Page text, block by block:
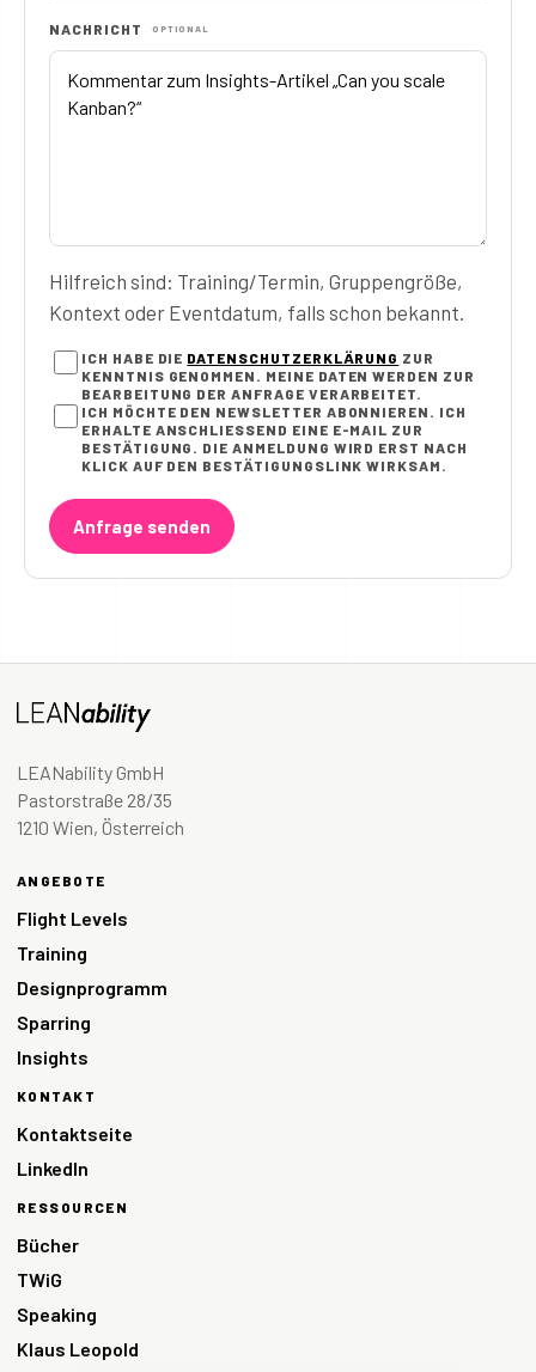
NACHRICHT OPTIONAL
Hilfreich sind: Training/Termin, Gruppengröße,
Kontext oder Eventdatum, falls schon bekannt.
ICH HABE DIE DATENSCHUTZERKLÄRUNG ZUR
KENNTNIS GENOMMEN. MEINE DATEN WERDEN ZUR
BEARBEITUNG DER ANFRAGE VERARBEITET.
ICH MÖCHTE DEN NEWSLETTER ABONNIEREN. ICH
ERHALTE ANSCHLIESSEND EINE E-MAIL ZUR B
ESTÄTIGUNG. DIE ANMELDUNG WIRD ERST NACH K
LICK AUF DEN BESTÄTIGUNGSLINK WIRKSAM.
Anfrage senden
LEANability GmbH
Pastorstraße 28/35
1210 Wien, Österreich
ANGEBOTE
Flight Levels
Training
Designprogramm
Sparring
Insights
KONTAKT
Kontaktseite
LinkedIn
RESSOURCEN
Bücher
TWiG
Speaking
Klaus Leopold